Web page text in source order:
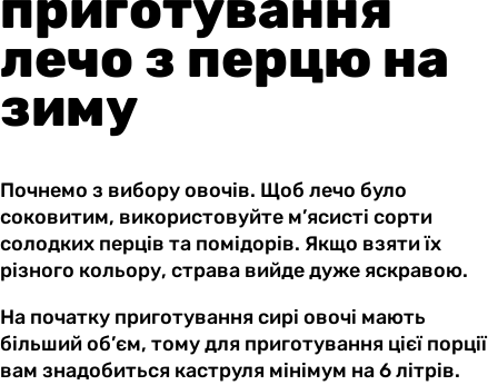
лечо з перцю на
зиму
Почнемо з вибору овочів. Щоб лечо було
соковитим, використовуйте м’ясисті сорти
солодких перців та помідорів. Якщо взяти їх
різного кольору, страва вийде дуже яскравою.
На початку приготування сирі овочі мають
більший об’єм, тому для приготування цієї порції
вам знадобиться каструля мінімум на 6 літрів.